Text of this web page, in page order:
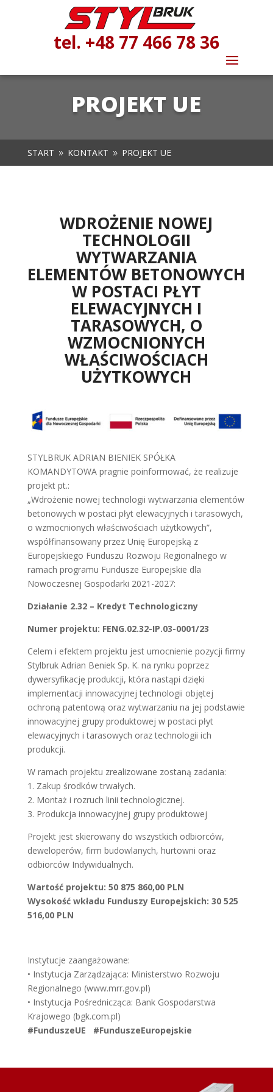
tel. +48 77 466 78 36
PROJEKT UE
START 9 KONTAKT 9 PROJEKT UE
WDROŻENIE NOWEJ
TECHNOLOGII
WYTWARZANIA
ELEMENTÓW BETONOWYCH
W POSTACI PŁYT
ELEWACYJNYCH I
TARASOWYCH, O
WZMOCNIONYCH
WŁAŚCIWOŚCIACH
UŻYTKOWYCH
STYLBRUK ADRIAN BIENIEK SPÓŁKA
KOMANDYTOWA pragnie poinformować, że realizuje
projekt pt.:
„Wdrożenie nowej technologii wytwarzania elementów
betonowych w postaci płyt elewacyjnych i tarasowych,
o wzmocnionych właściwościach użytkowych”,
współfinansowany przez Unię Europejską z
Europejskiego Funduszu Rozwoju Regionalnego w
ramach programu Fundusze Europejskie dla
Nowoczesnej Gospodarki 2021-2027:
Działanie 2.32 – Kredyt Technologiczny
Numer projektu: FENG.02.32-IP.03-0001/23
Celem i efektem projektu jest umocnienie pozycji firmy
Stylbruk Adrian Beniek Sp. K. na rynku poprzez
dywersyfikację produkcji, która nastąpi dzięki
implementacji innowacyjnej technologii objętej
ochroną patentową oraz wytwarzaniu na jej podstawie
innowacyjnej grupy produktowej w postaci płyt
elewacyjnych i tarasowych oraz technologii ich
produkcji.
W ramach projektu zrealizowane zostaną zadania:
1. Zakup środków trwałych.
2. Montaż i rozruch linii technologicznej.
3. Produkcja innowacyjnej grupy produktowej
Projekt jest skierowany do wszystkich odbiorców,
deweloperów, firm budowlanych, hurtowni oraz
odbiorców Indywidualnych.
Wartość projektu: 50 875 860,00 PLN
Wysokość wkładu Funduszy Europejskich: 30 525
516,00 PLN
Instytucje zaangażowane:
• Instytucja Zarządzająca: Ministerstwo Rozwoju
Regionalnego (www.mrr.gov.pl)
• Instytucja Pośrednicząca: Bank Gospodarstwa
Krajowego (bgk.com.pl)
#FunduszeUE #FunduszeEuropejskie